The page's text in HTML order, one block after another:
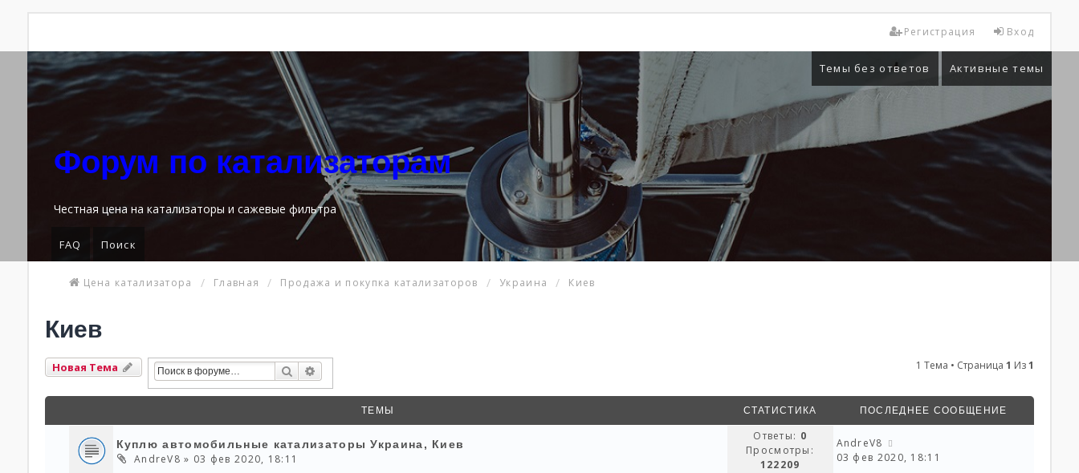
Вход
Регистрация
Темы без ответов Активные темы
Форум по катализаторам
Честная цена на катализаторы и сажевые фильтра
FAQ Поиск
Цена катализатора Главная Продажа и покупка катализаторов Украина Киев
Киев
Новая Тема Поиск 1 Тема • Страница1 Из1
ТЕМЫ СТАТИСТИКА ПОСЛЕДНЕЕ СООБЩЕНИЕ
Куплю автомобильные катализаторы Украина, Киев
AndreV8 » 03 фев 2020, 18:11
Ответы: 0
Просмотры:
122209
AndreV8
03 фев 2020, 18:11